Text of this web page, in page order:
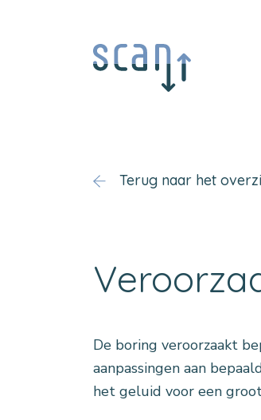
Terug naar het
De boring veroorzaakt
aanpassingen aan
het geluid voor een